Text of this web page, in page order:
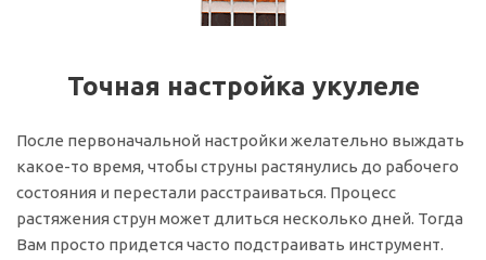
Точная настройка укулеле
После первоначальной настройки желательно выждать
какое-то время, чтобы струны растянулись до рабочего
состояния и перестали расстраиваться. Процесс
растяжения струн может длиться несколько дней. Тогда
Вам просто придется часто подстраивать инструмент.